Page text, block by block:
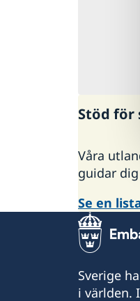
Stöd för
Våra
guidar
Se en
Sverige
i världen.